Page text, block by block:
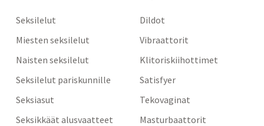
Seksilelut
Miesten seksilelut
Naisten seksilelut
Seksilelut pariskunnille
Seksiasut
Seksikkäät alusvaatteet
Dildot
Vibraattorit
Klitoriskiihottimet
Satisfyer
Tekovaginat
Masturbaattorit